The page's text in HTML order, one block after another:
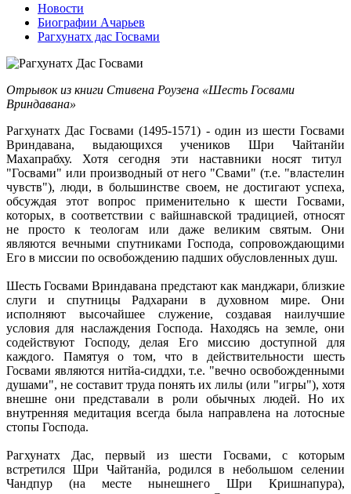
Новости
Биографии Ачарьев
Рагхунатх дас Госвами
Отрывок из книги Стивена Роузена «Шесть Госвами
Вриндавана»
Рагхунатх Дас Госвами (1495-1571) - один из шести Госвами
Вриндавана, выдающихся учеников Шри Чайтанйи
Махапрабху. Хотя сегодня эти наставники носят титул
"Госвами" или производный от него "Свами" (т.е. "властелин
чувств"), люди, в большинстве своем, не достигают успеха,
обсуждая этот вопрос применительно к шести Госвами,
которых, в соответствии с вайшнавской традицией, относят
не просто к теологам или даже великим святым. Они
являются вечными спутниками Господа, сопровождающими
Его в миссии по освобождению падших обусловленных душ.
Шесть Госвами Вриндавана предстают как манджари, близкие
слуги и спутницы Радхарани в духовном мире. Они
исполняют высочайшее служение, создавая наилучшие
условия для наслаждения Господа. Находясь на земле, они
содействуют Господу, делая Его миссию доступной для
каждого. Памятуя о том, что в действительности шесть
Госвами являются нитйа-сиддхи, т.е. "вечно освобожденными
душами", не составит труда понять их лилы (или "игры"), хотя
внешне они представали в роли обычных людей. Но их
внутренняя медитация всегда была направлена на лотосные
стопы Господа.
Рагхунатх Дас, первый из шести Госвами, с которым
встретился Шри Чайтанйа, родился в небольшом селении
Чандпур (на месте нынешнего Шри Кришнапура),